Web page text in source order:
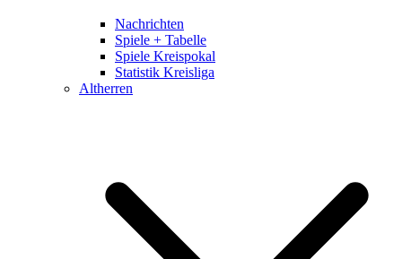
Nachrichten
Spiele + Tabelle
Spiele Kreispokal
Statistik Kreisliga
Altherren